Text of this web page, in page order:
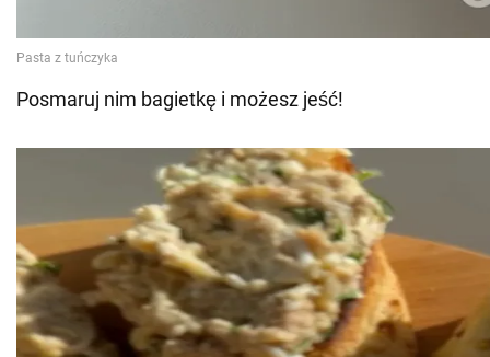
Posmaruj nim bagietkę i możesz jeść!